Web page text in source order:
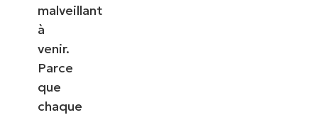
malveillant
à
venir.
Parce
que
chaque